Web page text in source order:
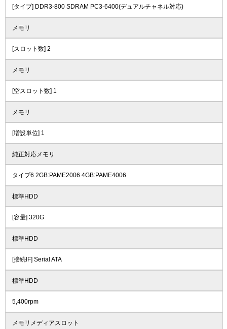
[タイプ] DDR3-800 SDRAM PC3-6400(デュアルチャネル対応)
メモリ
[スロット数] 2
メモリ
[空スロット数] 1
メモリ
[増設単位] 1
純正対応メモリ
タイプ6 2GB:PAME2006 4GB:PAME4006
標準HDD
[容量] 320G
標準HDD
[接続IF] Serial ATA
標準HDD
5,400rpm
メモリメディアスロット